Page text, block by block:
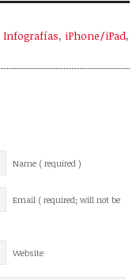
Infografías, iPhone/iPad,
Name ( required )
Email ( required; will not be
Website